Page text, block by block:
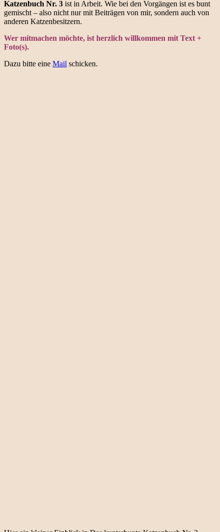
Katzenbuch Nr. 3 ist in Arbeit. Wie bei den Vorgängen ist es bunt
gemischt – also nicht nur mit Beiträgen von mir, sondern auch von
anderen Katzenbesitzern.
Wer mitmachen möchte, ist herzlich willkommen mit Text +
Foto(s).
Dazu bitte eine Mail schicken.